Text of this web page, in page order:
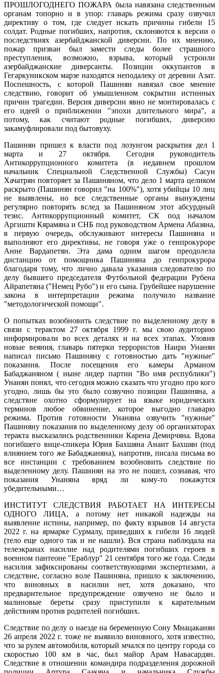
ПРОШЛОГОДНЕГО ПОЖАРА была навязана следственным
органам топорно и в упор: главарь режима сразу озвучил
директиву о том, где следует искать причины гибели 15
солдат. Родные погибших, напротив, склоняются к версии о
последствиях азербайджанской диверсии. По их мнению,
пожар призван был замести следы более страшного
преступления, возможно, взрыва, который устроили
азербайджанские диверсанты. Позиции оккупантов в
Гегаркуникском марзе находятся неподалеку от деревни Азат.
Поспешность, с которой Пашинян навязал свое мнение
следствию, говорит об умышленном сокрытии истинных
причин трагедии. Версия диверсии явно не монтировалась с
его идеей о приближении "эпохи длительного мира", а
потому, как считают родные погибших, диверсию
закамуфлировали под бытовуху.
Пашинян пришел к власти под лозунгом раскрытия дел 1
марта и 27 октября. Сегодня руководитель
Антикоррупционного комитета (в недавнем прошлом
начальник Специальной Следственной Службы) Сасун
Хачатрян повторяет за Пашиняном, что дело 1 марта целиком
раскрыто (Пашинян говорил "на 100%"), хотя убийцы 10 лиц
не выявлены, но все следственные органы вынуждены
регулярно повторять вслед за Пашиняном этот абсурдный
тезис. Антикоррупционный комитет, СК под началом
Аргишти Кярамяна и СНБ под руководством Армена Абазяна,
в первую очередь, обслуживают интересы Пашиняна и
выполняют его директивы, не говоря уже о генпрокуроре
Анне Вардапетян. Эта дама одним шагом преодолела
дистанцию от помощника Пашиняна до генпрокурора
благодаря тому, что лично давала указания следователю по
делу бывшего председателя Футбольной федерации Рубена
Айрапетяна ("Немец Рубо") и его сына. Грубейшее нарушение
закона в интерпретации режима получило название
"методологической помощи".
О попытках возобновить следствие по выделенному делу в
связи с терактом 27 октября 1999 г. мы свою аудиторию
информировали во всех деталях и на всех этапах. Уловив
новые веяния, главарь пятерки террористов Наири Унанян
написал письмо Пашиняну с готовностью дать "нужные"
показания. После посещения его камеры Арманом
Бабаджаняном ( ныне лидер партии "Во имя республики")
Унанян понял, что сегодня можно сказать что угодно про кого
угодно, лишь бы это было созвучно позиции Пашиняна, а
следствие охотно сформулирует на языке юридических
терминов любое обвинение, которое выгодно главарю
режима. Против готовности Унаняна озвучить "нужные"
Пашиняну показания по выделенному делу об организаторах
теракта высказались родственники Карена Демирчяна. Вдова
погибшего вице-спикера Юрия Бахшяна Анаит Бахшян (под
влиянием того же Бабаджаняна), напротив, писала письма во
все инстанции с требованием возобновить следствие по
выделенному делу. Пашинян на это не пошел, сознавая, что
показания Унаняна вряд ли кому-то покажутся
убедительными…
ИНСТИТУТ СЛЕДСТВИЯ РАБОТАЕТ НА ИНТЕРЕСЫ
ОДНОГО ЛИЦА, а потому нет никакой надежды на
выявление истины, например, по факту взрывов 14 августа
2022 г. на ярмарке Сурмалу, приведших к гибели 16 людей
(тело еще одного так и не нашли). Вся страна наблюдала на
телеэкранах насилие над родителями погибших героев в
военном пантеоне "Ераблур" 21 сентября того же года. Следы
насилия зафиксированы соответствующими экспертизами, а
следствие, согласно воле Пашиняна, пришло к заключению,
что виновных в насилии нет, хотя доказано, что
предварительное предупреждение озвучено не было и
малиновые береты сразу приступили к карательным
действиям против родителей погибших.
Следствие по делу о наезде на беременную Сону Мнацаканян
26 апреля 2022 г. тоже не выявило виновного, хотя известно,
что за рулем автомобиля, который мчался по центру города со
скоростью 100 км в час, был майор Арам Навасардян.
Следствие в отношении командира подразделения дорожной